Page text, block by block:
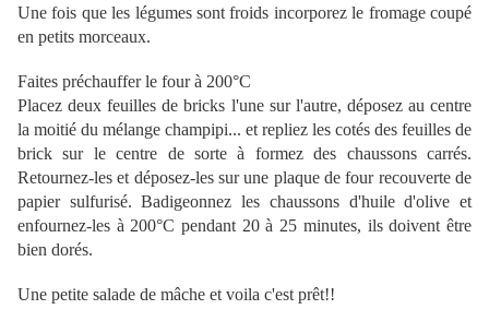
Une fois que les légumes sont froids incorporez le fromage coupé
en petits morceaux.
Faites préchauffer le four à 200°C
Placez deux feuilles de bricks l'une sur l'autre, déposez au centre
la moitié du mélange champipi... et repliez les cotés des feuilles de
brick sur le centre de sorte à formez des chaussons carrés.
Retournez-les et déposez-les sur une plaque de four recouverte de
papier sulfurisé. Badigeonnez les chaussons d'huile d'olive et
enfournez-les à 200°C pendant 20 à 25 minutes, ils doivent être
bien dorés.
Une petite salade de mâche et voila c'est prêt!!